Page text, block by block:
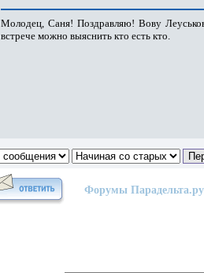
Молодец, Саня! Поздравляю! Вову
встрече можно выяснить кто есть кто.
Форумы Парадельта.ру